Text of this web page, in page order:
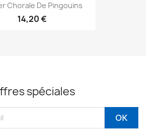
Chorale De Pingouins
14,20 €
spéciales